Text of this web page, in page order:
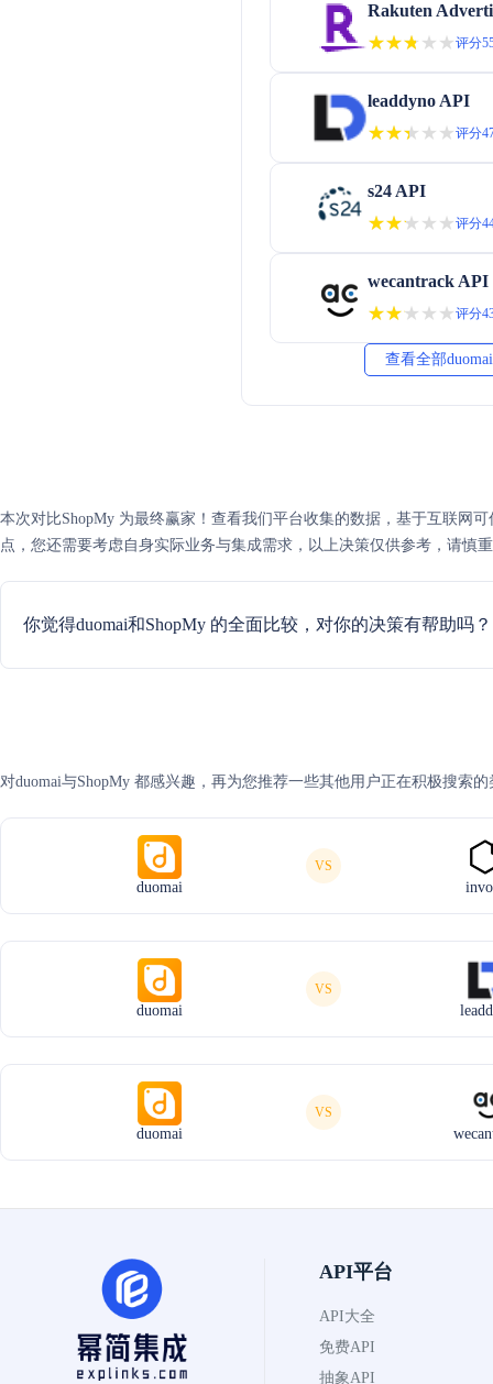
Rakuten
★★★★★
★★★★★评分
leaddyno API
★★★★★
★★★★★评分
s24 API
★★★★★
★★★★★评分
wecantrack API
★★★★★
★★★★★评分
查看全部
本次对比ShopMy 为最终赢家！查看我们平台收集的数据，基于互联网
点，您还需要考虑自身实际业务与集成需求，以上决策仅供参考，请慎
你觉得duomai和ShopMy 的全面比较，对你的决策有帮助吗？
对duomai与ShopMy 都感兴趣，再为您推荐一些其他用户正在积极搜索
duomai
VS
duomai
VS
duomai
VS
API平台
API大全
免费API
抽象API